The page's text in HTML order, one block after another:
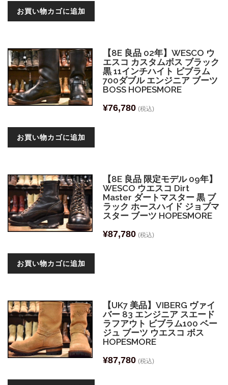
お買い物カゴに追加
【8E 良品 02年】WESCO ウ
エスコ カスタムボス ブラック
黒 11インチハイト ビブラム
700ダブル エンジニア ブーツ
BOSS HOPESMORE
¥76,780 (税込)
お買い物カゴに追加
【8E 良品 限定モデル 09年】
WESCO ウエスコ Dirt
Master ダートマスター 黒 ブ
ラック ホースハイド ジョブマ
スター ブーツ HOPESMORE
¥87,780 (税込)
お買い物カゴに追加
【UK7 美品】VIBERG ヴァイ
バー 83 エンジニア スエード
ラフアウト ビブラム100 ベー
ジュ ブーツ ウエスコ ボス
HOPESMORE
¥87,780 (税込)